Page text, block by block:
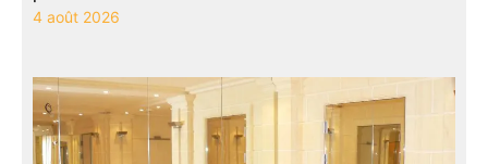
4 août 2026